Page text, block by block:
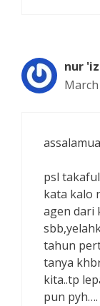
nur
psl
kata kalo
agen dari
tahun
tanya
kita..tp
pun pyh….